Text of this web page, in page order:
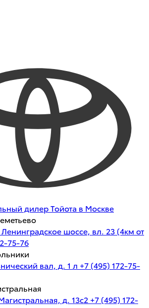
дилер Тойота в Москве
шоссе, вл. 23 (4км от
75-76
вал, д. 1 л +7 (495) 172-75-
д. 13с2 +7 (495) 172-